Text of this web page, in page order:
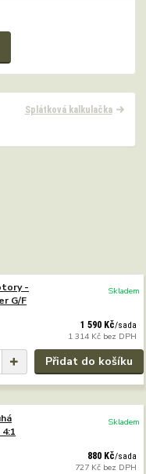
Splátková kalkulačka
-
G/F
1 590 Kč/sada
1 314 Kč bez DPH
Skladem
Přidat do košíku
880 Kč/sada
727 Kč bez DPH
Skladem